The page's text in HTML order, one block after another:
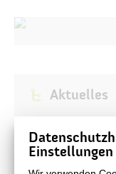
Aktuelles
Einstellungen